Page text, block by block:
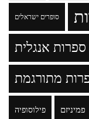
סופרים ישראלים
ספרות אנגלית
מתורגמת
פילוסופיה פמיניזם